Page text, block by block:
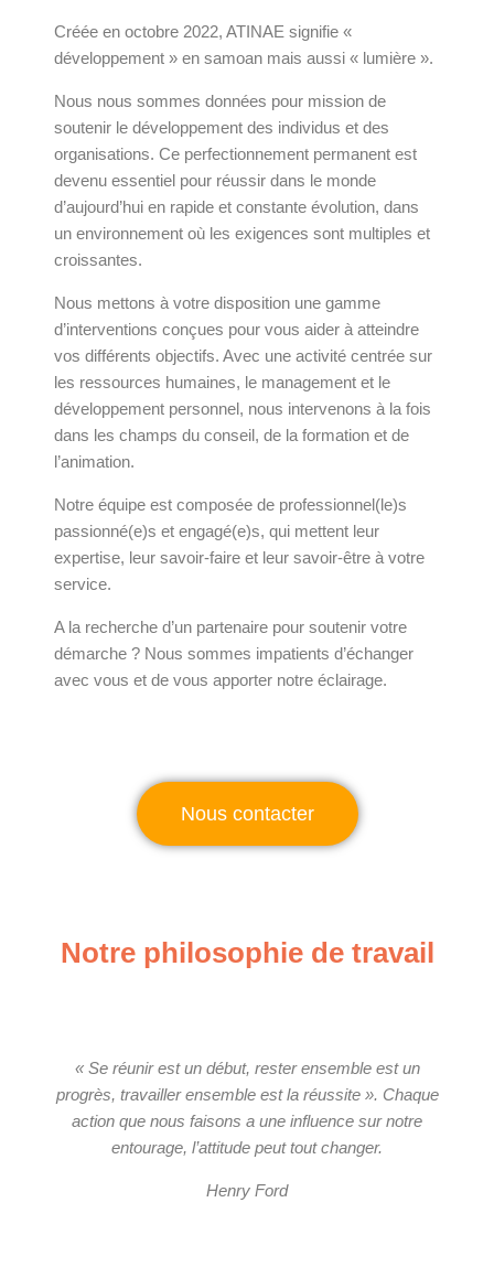
Créée en octobre 2022, ATINAE signifie «
développement » en samoan mais aussi « lumière ».
Nous nous sommes données pour mission de
soutenir le développement des individus et des
organisations. Ce perfectionnement permanent est
devenu essentiel pour réussir dans le monde
d’aujourd’hui en rapide et constante évolution, dans
un environnement où les exigences sont multiples et
croissantes.
Nous mettons à votre disposition une gamme
d’interventions conçues pour vous aider à atteindre
vos différents objectifs. Avec une activité centrée sur
les ressources humaines, le management et le
développement personnel, nous intervenons à la fois
dans les champs du conseil, de la formation et de
l’animation.
Notre équipe est composée de professionnel(le)s
passionné(e)s et engagé(e)s, qui mettent leur
expertise, leur savoir-faire et leur savoir-être à votre
service.
A la recherche d’un partenaire pour soutenir votre
démarche ? Nous sommes impatients d’échanger
avec vous et de vous apporter notre éclairage.
Nous contacter
Notre philosophie de travail
« Se réunir est un début, rester ensemble est un
progrès, travailler ensemble est la réussite ». Chaque
action que nous faisons a une influence sur notre
entourage, l’attitude peut tout changer.
Henry Ford